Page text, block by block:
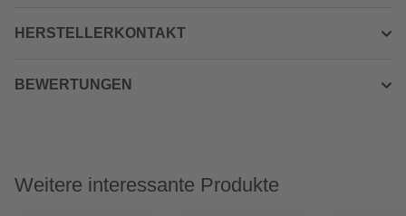
HERSTELLERKONTAKT
BEWERTUNGEN
Weitere interessante Produkte